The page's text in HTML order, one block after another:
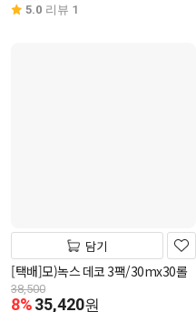
5.0 리뷰 1
담기
[택배]모)녹스 데코 3팩/30mx30롤
38,500
8%35,420원